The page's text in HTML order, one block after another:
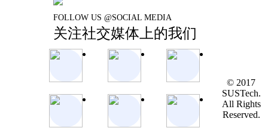
FOLLOW US @SOCIAL MEDIA
关注社交媒体上的我们
© 2017
SUSTech.
All Rights
Reserved.